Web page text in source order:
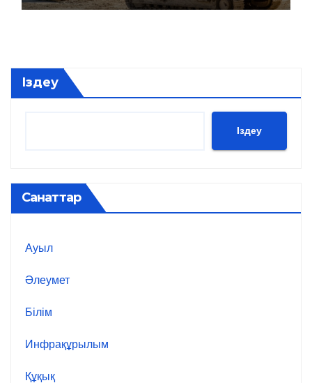
Іздеу
Іздеу
Санаттар
Ауыл
Әлеумет
Білім
Инфрақұрылым
Құқық